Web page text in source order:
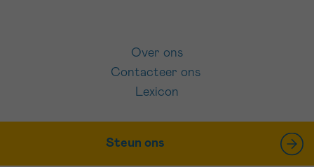
Over ons
Contacteer ons
Lexicon
Steun ons